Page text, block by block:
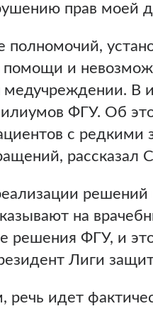
прав моей
полномочий,
и
В
ФГУ. Об
с редкими
рассказал
решений
на
решения ФГУ, и
Лиги
речь идет